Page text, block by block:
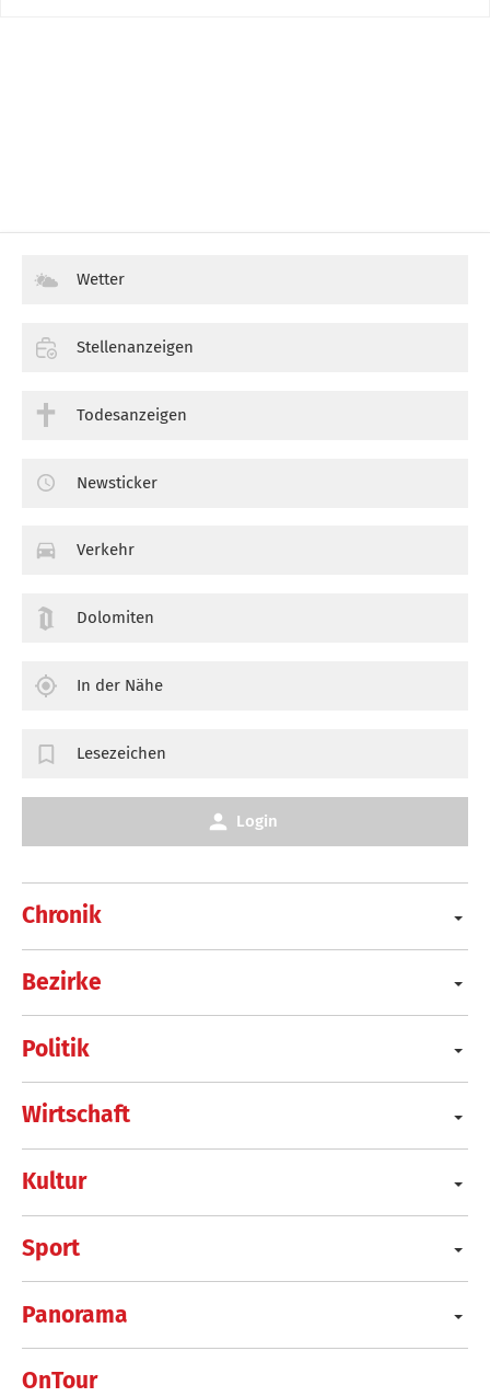
Chronik
Bezirke
Politik
Wirtschaft
Kultur
Sport
Panorama
OnTour
Wetter
Stellenanzeigen
Todesanzeigen
Newsticker
Verkehr
Dolomiten
In der Nähe
Lesezeichen
Login